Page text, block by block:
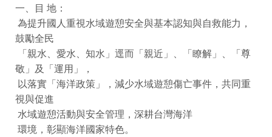
一、目 地：
為提升國人重視水域遊憩安全與基本認知與自救能力，
鼓勵全民
「親水、愛水、知水」逕而「親近」、「瞭解」、「尊
敬」及「運用」，
以落實「海洋政策」，減少水域遊憩傷亡事件，共同重
視與促進
水域遊憩活動與安全管理，深耕台灣海洋
環境，彰顯海洋國家特色。